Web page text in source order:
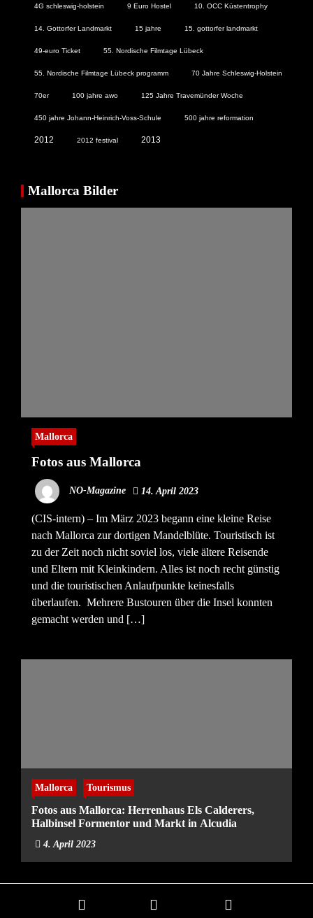
4G schleswig-holstein 9 Euro Hostel 10. OCC Küstentrophy
14. Gottorfer Landmarkt 15 jahre 15. gottorfer landmarkt
49-euro Ticket 55. Nordische Filmtage Lübeck
55. Nordische Filmtage Lübeck programm 70 Jahre Schleswig-Holstein
70er 100 jahre awo 125 Jahre Travemünder Woche
450 jahre Johann-Heinrich-Voss-Schule 500 jahre reformation
2012 2012 festival 2013
Mallorca Bilder
Mallorca
Fotos aus Mallorca
NO-Magazine 14. April 2023
(CIS-intern) – Im März 2023 begann eine kleine Reise
nach Mallorca zur dortigen Mandelblüte. Touristisch ist
zu der Zeit noch nicht soviel los, viele ältere Reisende
und Eltern mit Kleinkindern. Alles ist noch recht günstig
und die touristischen Anlaufpunkte keinesfalls
überlaufen. Mehrere Bustouren über die Insel konnten
gemacht werden und […]
Mallorca Tourismus
Fotos aus Mallorca: Herrenhaus Els Calderers,
Halbinsel Formentor und Markt in Alcudia
4. April 2023